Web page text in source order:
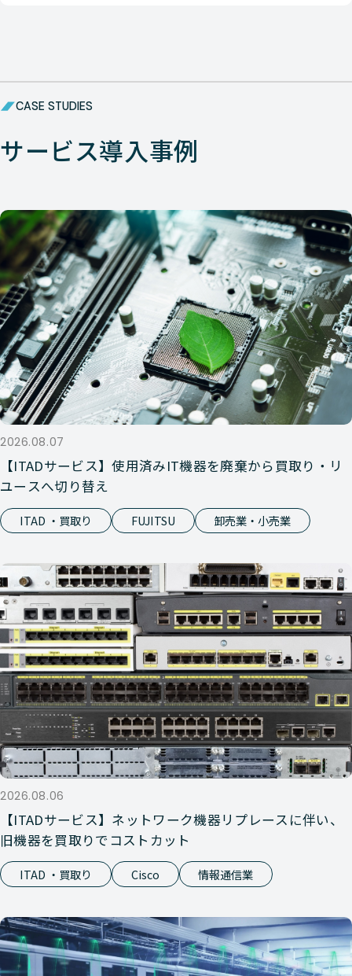
CASE STUDIES
サービス導入事例
2026.08.07
【ITADサービス】使用済みIT機器を廃棄から買取り・リ
ユースへ切り替え
ITAD ・買取り FUJITSU 卸売業・小売業
2026.08.06
【ITADサービス】ネットワーク機器リプレースに伴い、
旧機器を買取りでコストカット
ITAD ・買取り Cisco 情報通信業